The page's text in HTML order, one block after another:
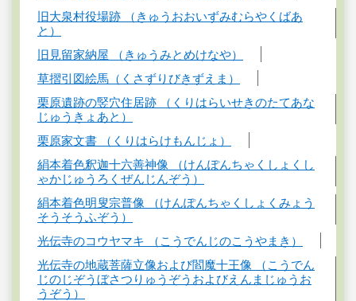
旧大泉村役場跡 （きゅうおおいずみむらやくばあ
と）
旧見留家納屋 （きゅうみとめけなや）
草摺引図絵馬（くさずりびきずえま）
栗原遺跡の竪穴住居跡 （くりはらいせきのたてあな
じゅうきょあと）
栗原家文書 （くりはらけもんじょ）
絹本着色釈迦十六善神像 （けんぽんちゃくしょくし
ゃかじゅうろくぜんじんぞう）
絹本着色明叟宗普像 （けんぽんちゃくしょくみょう
そうそうふぞう）
光伝寺のコウヤマキ （こうでんじのこうやまき）
光伝寺の地蔵菩薩立像および閻魔十王像 （こうでん
じのじぞうぼさつりゅうぞうおよびえんまじゅうお
うぞう）